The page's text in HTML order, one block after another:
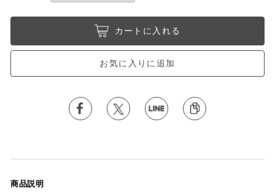
カートに入れる
お気に入りに追加
商品説明